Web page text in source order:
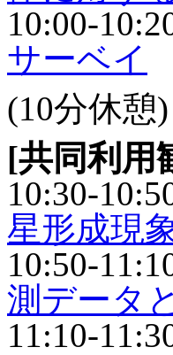
10:00-
サーベイ
(10分休憩)
[共同利用
10:30-
星形成現
10:50-
測データ
11:10-